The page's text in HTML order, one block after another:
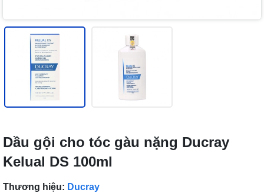
Dầu gội cho tóc gàu nặng Ducray
Kelual DS 100ml
Thương hiệu: Ducray